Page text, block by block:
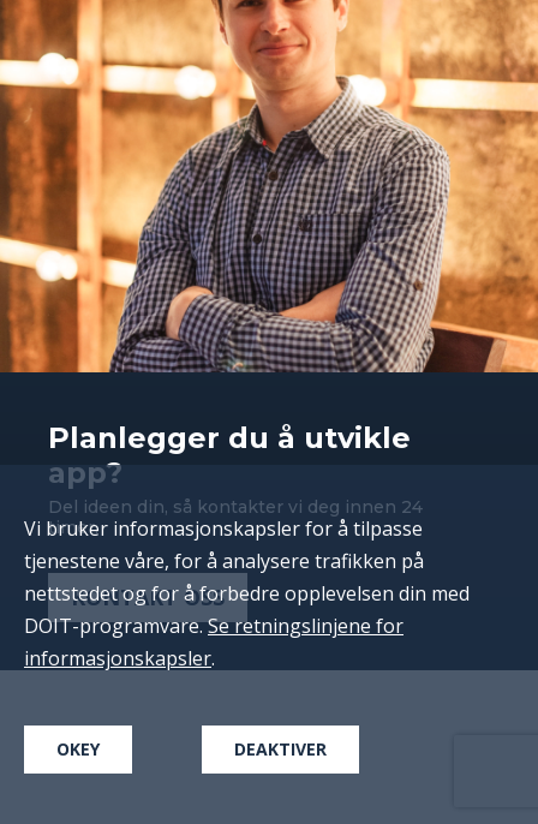
Planlegger du å utvikle
app?
Del ideen din, så kontakter vi deg innen 24
timer.
KONTAKT OSS
Vi bruker informasjonskapsler for å tilpasse
tjenestene våre, for å analysere trafikken på
nettstedet og for å forbedre opplevelsen din med
DOIT-programvare.Se retningslinjene for
informasjonskapsler.
OKEY DEAKTIVER